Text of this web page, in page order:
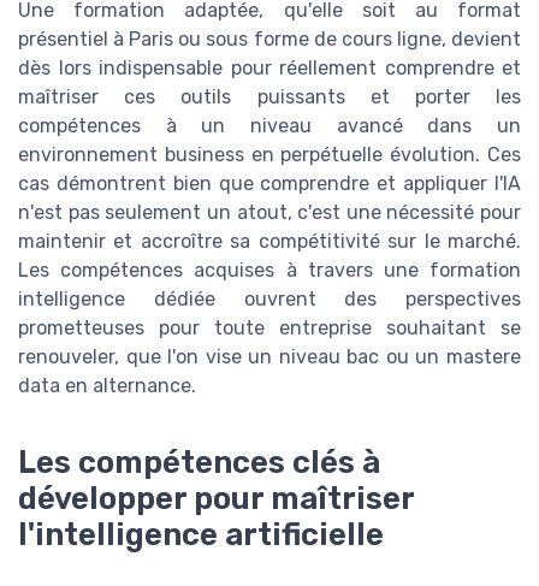
Une formation adaptée, qu'elle soit au format
présentiel à Paris ou sous forme de cours ligne, devient
dès lors indispensable pour réellement comprendre et
maîtriser ces outils puissants et porter les
compétences à un niveau avancé dans un
environnement business en perpétuelle évolution. Ces
cas démontrent bien que comprendre et appliquer l'IA
n'est pas seulement un atout, c'est une nécessité pour
maintenir et accroître sa compétitivité sur le marché.
Les compétences acquises à travers une formation
intelligence dédiée ouvrent des perspectives
prometteuses pour toute entreprise souhaitant se
renouveler, que l'on vise un niveau bac ou un mastere
data en alternance.
Les compétences clés à
développer pour maîtriser
l'intelligence artificielle